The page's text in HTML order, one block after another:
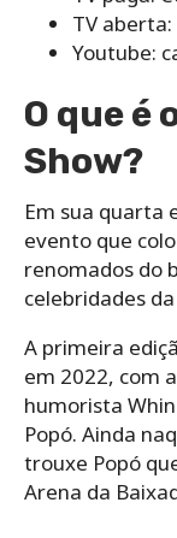
TV
Youtube:
O que é
Show?
Em sua quarta
evento que
renomados do
celebridades
A primeira
em 2022, com
humorista
Popó. Ainda
trouxe Popó
Arena da